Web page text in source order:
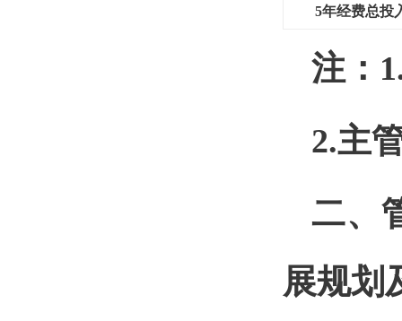
5年经费总投
注：
2.主
二、
展规划